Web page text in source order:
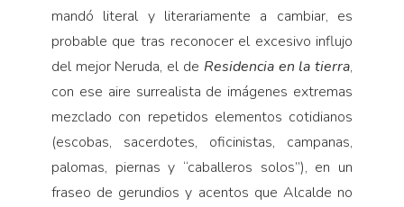
mandó literal y literariamente a cambiar, es
probable que tras reconocer el excesivo influjo
del mejor Neruda, el de Residencia en la tierra,
con ese aire surrealista de imágenes extremas
mezclado con repetidos elementos cotidianos
(escobas, sacerdotes, oficinistas, campanas,
palomas, piernas y “caballeros solos”), en un
fraseo de gerundios y acentos que Alcalde no